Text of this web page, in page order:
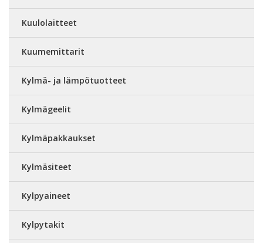
Kuulolaitteet
Kuumemittarit
Kylmä- ja lämpötuotteet
Kylmägeelit
Kylmäpakkaukset
Kylmäsiteet
Kylpyaineet
Kylpytakit